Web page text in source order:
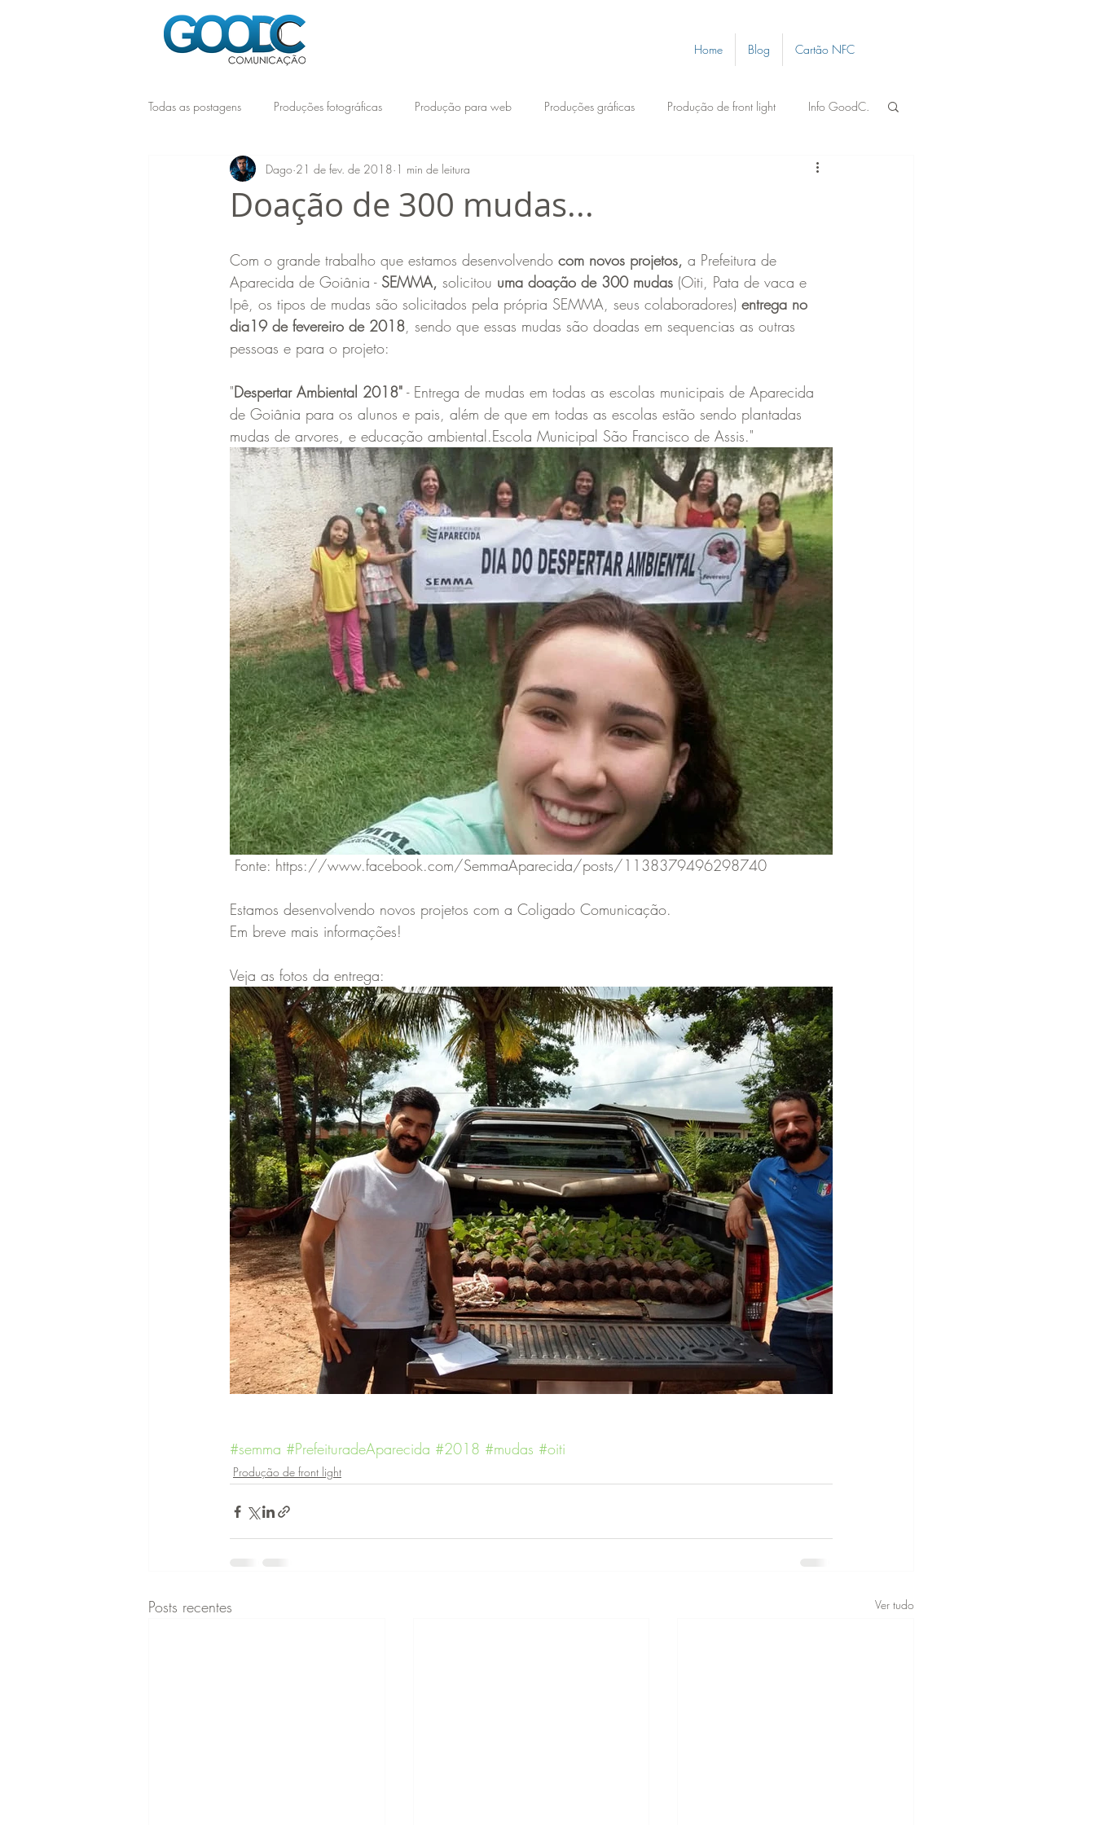
Home Blog Cartão NFC
Todas as postagens Produções fotográficas Produção para web Produções gráficas Produção de front light Info GoodC.
Eventos Pacotes Fotográficos Chip 2.088
Doação de 300 mudas...
Dago 21 de fev. de 2018 1 min de leitura
Com o grande trabalho que estamos desenvolvendo com novos projetos, a Prefeitura de
Aparecida de Goiânia - SEMMA, solicitou uma doação de 300 mudas (Oiti, Pata de vaca e
Ipê, os tipos de mudas são solicitados pela própria SEMMA, seus colaboradores) entrega no
dia19 de fevereiro de 2018, sendo que essas mudas são doadas em sequencias as outras
pessoas e para o projeto:
"Despertar Ambiental 2018" - Entrega de mudas em todas as escolas municipais de Aparecida
de Goiânia para os alunos e pais, além de que em todas as escolas estão sendo plantadas
mudas de arvores, e educação ambiental.Escola Municipal São Francisco de Assis."
Fonte: https://www.facebook.com/SemmaAparecida/posts/1138379496298740
Estamos desenvolvendo novos projetos com a Coligado Comunicação.
Em breve mais informações!
Veja as fotos da entrega:
#semma #PrefeituradeAparecida #2018 #mudas #oiti
Produção de front light
Posts recentes Ver tudo